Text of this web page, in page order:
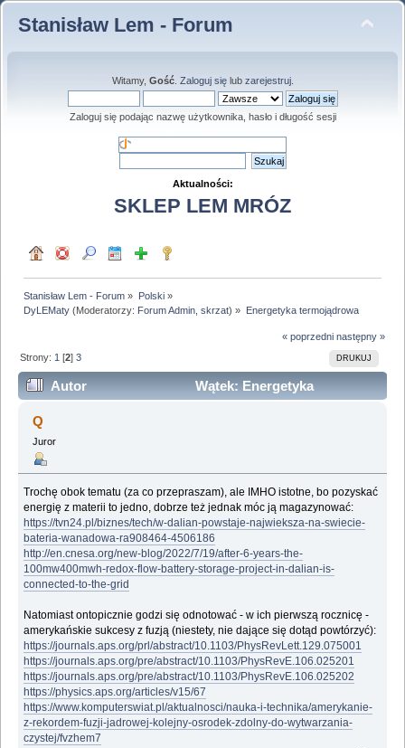
Stanisław Lem - Forum
Witamy, Gość. Zaloguj sięlub zarejestruj.
Zaloguj się podając nazwę użytkownika, hasło i długość sesji
Aktualności:
SKLEP LEM MRÓZ
Stanisław Lem - Forum » Polski»
DyLEMaty (Moderatorzy: Forum Admin ,skrzat) » Energetyka termojądrowa
« poprzedni następny »
DRUKUJ
Strony: 1 [2]3
Autor
Wątek: Energetyka
termojądrowa (Przeczytany 55712 razy)
Q
Juror
Trochę obok tematu (za co przepraszam), ale IMHO istotne, bo pozyskać
energię z materii to jedno, dobrze też jednak móc ją magazynować:
https://tvn24.pl/biznes/tech/w-dalian-powstaje-najwieksza-na-swiecie-
bateria-wanadowa-ra908464-4506186
http://en.cnesa.org/new-blog/2022/7/19/after-6-years-the-
100mw400mwh-redox-flow-battery-storage-project-in-dalian-is-
connected-to-the-grid
Natomiast ontopicznie godzi się odnotować - w ich pierwszą rocznicę -
amerykańskie sukcesy z fuzją (niestety, nie dające się dotąd powtórzyć):
https://journals.aps.org/prl/abstract/10.1103/PhysRevLett.129.075001
https://journals.aps.org/pre/abstract/10.1103/PhysRevE.106.025201
https://journals.aps.org/pre/abstract/10.1103/PhysRevE.106.025202
https://physics.aps.org/articles/v15/67
https://www.komputerswiat.pl/aktualnosci/nauka-i-technika/amerykanie-
z-rekordem-fuzji-jadrowej-kolejny-osrodek-zdolny-do-wytwarzania-
czystej/fvzhem7